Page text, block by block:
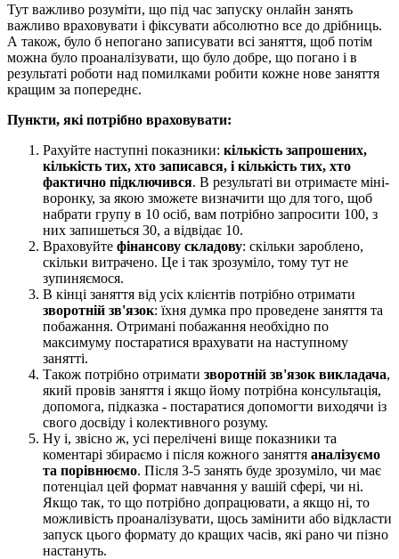
Тут важливо розуміти, що під час запуску онлайн занять
важливо враховувати і фіксувати абсолютно все до дрібниць.
А також, було б непогано записувати всі заняття, щоб потім
можна було проаналізувати, що було добре, що погано і в
результаті роботи над помилками робити кожне нове заняття
кращим за попереднє.
Пункти, які потрібно враховувати:
Рахуйте наступні показники: кількість запрошених,
кількість тих, хто записався, і кількість тих, хто
фактично підключився. В результаті ви отримаєте міні-
воронку, за якою зможете визначити що для того, щоб
набрати групу в 10 осіб, вам потрібно запросити 100, з
них запишеться 30, а відвідає 10.
Враховуйте фінансову складову: скільки зароблено,
скільки витрачено. Це і так зрозуміло, тому тут не
зупиняємося.
В кінці заняття від усіх клієнтів потрібно отримати
зворотній зв'язок: їхня думка про проведене заняття та
побажання. Отримані побажання необхідно по
максимуму постаратися врахувати на наступному
занятті.
Також потрібно отримати зворотній зв'язок викладача,
який провів заняття і якщо йому потрібна консультація,
допомога, підказка - постаратися допомогти виходячи із
свого досвіду і колективного розуму.
Ну і, звісно ж, усі перелічені вище показники та
коментарі збираємо і після кожного заняття аналізуємо
та порівнюємо. Після 3-5 занять буде зрозуміло, чи має
потенціал цей формат навчання у вашій сфері, чи ні.
Якщо так, то що потрібно допрацювати, а якщо ні, то
можливість проаналізувати, щось замінити або відкласти
запуск цього формату до кращих часів, які рано чи пізно
настануть.